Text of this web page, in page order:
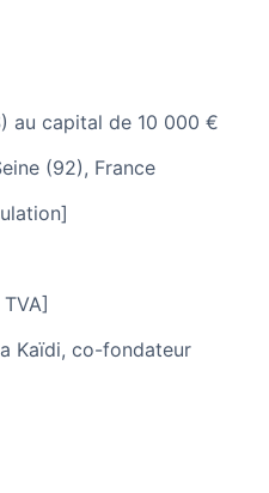
au capital de 10 000 €
(92), France
Kaïdi, co-fondateur